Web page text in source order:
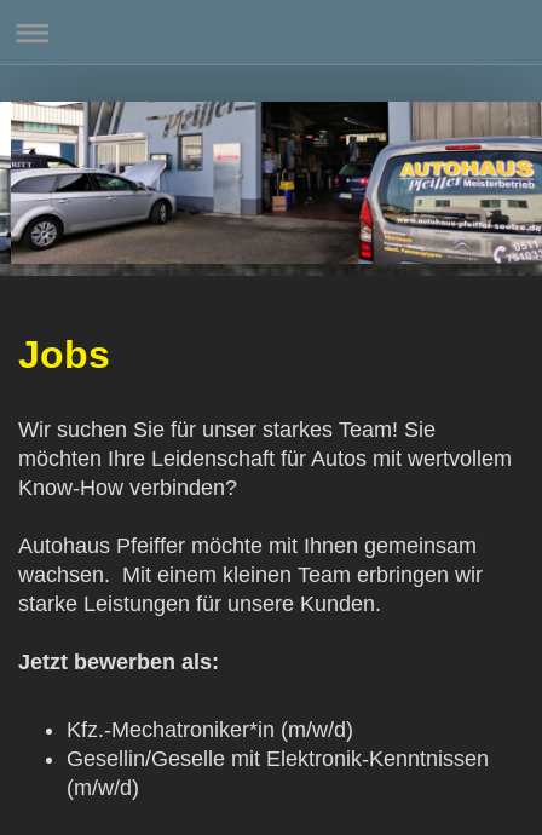
Jobs
Wir suchen Sie für unser starkes Team! Sie
möchten Ihre Leidenschaft für Autos mit wertvollem
Know-How verbinden?
Autohaus Pfeiffer möchte mit Ihnen gemeinsam
wachsen. Mit einem kleinen Team erbringen wir
starke Leistungen für unsere Kunden.
Jetzt bewerben als:
Kfz.-Mechatroniker*in (m/w/d)
Gesellin/Geselle mit Elektronik-Kenntnissen
(m/w/d)